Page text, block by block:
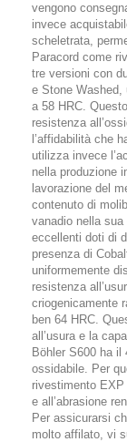
vengono
invece
scheletrata,
Paracord come
tre versioni con
e Stone Washed,
a 58 HRC.
resistenza
l’affidabilità che
utilizza invece
nella produzione
lavorazione del
contenuto di
vanadio nella
eccellenti doti di
presenza di
uniformemente
resistenza
criogenicamente
ben 64 HRC.
all’usura e la
Böhler S600 ha
ossidabile. Per
rivestimento EXP
e all’abrasione
Per assicurarsi
molto affilato, vi